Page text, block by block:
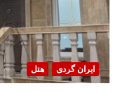
ایران گردی هتل